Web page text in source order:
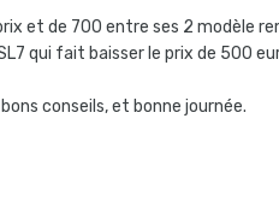
et de 700 entre ses 2 modèle
qui fait baisser le prix de 500
conseils, et bonne journée.